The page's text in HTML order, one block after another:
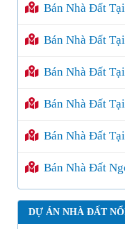
Bán Nhà Đất
Bán Nhà Đất Tại
Bán Nhà Đất
Bán Nhà Đất Tại
Bán Nhà Đất Tại
Bán Nhà Đất
DỰ ÁN NHÀ ĐẤT